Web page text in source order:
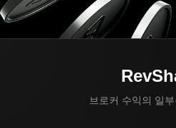
브로커 수익의 일